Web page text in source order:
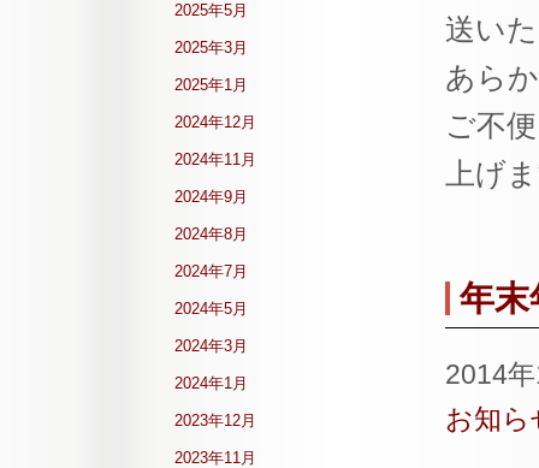
送い
あら
ご不
上げ
年末
2014
お知ら
2025年5月
2025年3月
2025年1月
2024年12月
2024年11月
2024年9月
2024年8月
2024年7月
2024年5月
2024年3月
2024年1月
2023年12月
2023年11月